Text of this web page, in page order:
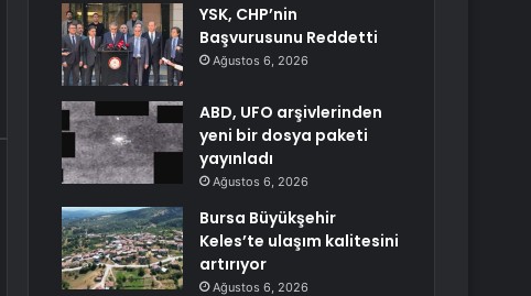
YSK, CHP’nin
Başvurusunu Reddetti
Ağustos 6, 2026
ABD, UFO arşivlerinden
yeni bir dosya paketi
yayınladı
Ağustos 6, 2026
Bursa Büyükşehir
Keles’te ulaşım kalitesini
artırıyor
Ağustos 6, 2026